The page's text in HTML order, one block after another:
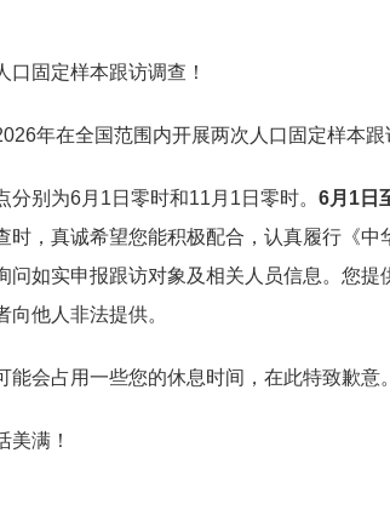
口固定样本跟访调查！
年在全国范围内开展两次人口固定样本
分别为6月1日零时和11月1日零时。 6月1日
时，真诚希望您能积极配合，认真履行《
问如实申报跟访对象及相关人员信息。您
向他人非法提供。
能会占用一些您的休息时间，在此特致歉意
美满！